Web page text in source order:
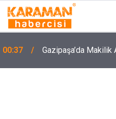
00:37 Gazipaşa’da Makilik